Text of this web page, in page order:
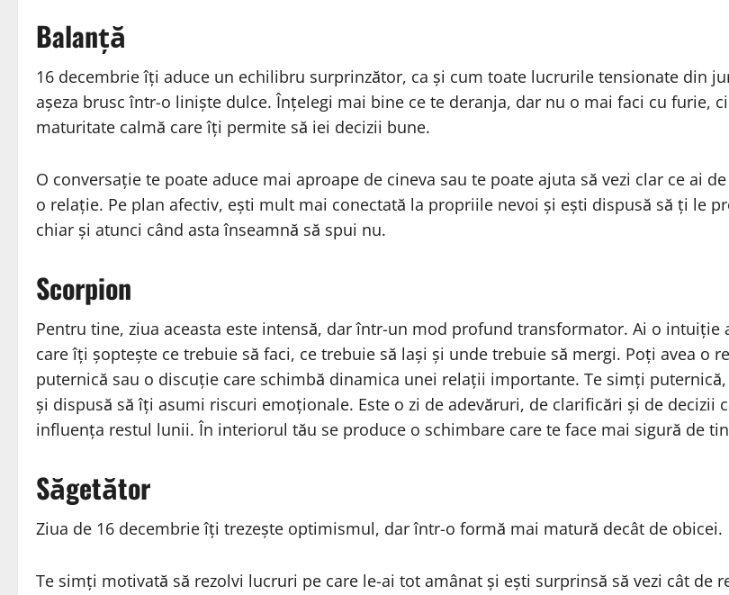
Balanță
16 decembrie îți aduce un echilibru surprinzător, ca și cum toate lucrurile tensionate din
așeza brusc într-o liniște dulce. Înțelegi mai bine ce te deranja, dar nu o mai faci cu furie,
maturitate calmă care îți permite să iei decizii bune.
O conversație te poate aduce mai aproape de cineva sau te poate ajuta să vezi clar ce ai
o relație. Pe plan afectiv, ești mult mai conectată la propriile nevoi și ești dispusă să ți le
chiar și atunci când asta înseamnă să spui nu.
Scorpion
Pentru tine, ziua aceasta este intensă, dar într-un mod profund transformator. Ai o intuiție
care îți șoptește ce trebuie să faci, ce trebuie să lași și unde trebuie să mergi. Poți avea o
puternică sau o discuție care schimbă dinamica unei relații importante. Te simți
și dispusă să îți asumi riscuri emoționale. Este o zi de adevăruri, de clarificări și de decizii
influența restul lunii. În interiorul tău se produce o schimbare care te face mai sigură de
Săgetător
Ziua de 16 decembrie îți trezește optimismul, dar într-o formă mai matură decât de obicei.
Te simți motivată să rezolvi lucruri pe care le-ai tot amânat și ești surprinsă să vezi cât de